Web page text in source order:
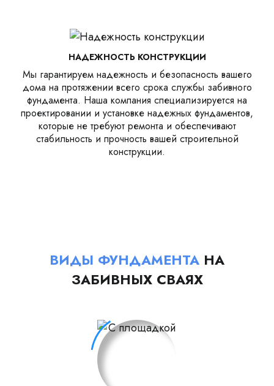
НАДЕЖНОСТЬ КОНСТРУКЦИИ
Мы гарантируем надежность и безопасность вашего
дома на протяжении всего срока службы забивного
фундамента. Наша компания специализируется на
проектировании и установке надежных фундаментов,
которые не требуют ремонта и обеспечивают
стабильность и прочность вашей строительной
конструкции.
ВИДЫ ФУНДАМЕНТА НА
ЗАБИВНЫХ СВАЯХ